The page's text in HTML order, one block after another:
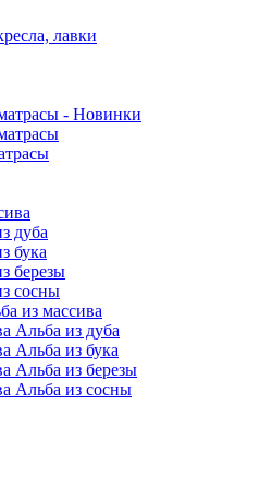
лавки
- Новинки
дуба
бука
березы
сосны
из массива
Альба из дуба
Альба из бука
Альба из березы
Альба из сосны